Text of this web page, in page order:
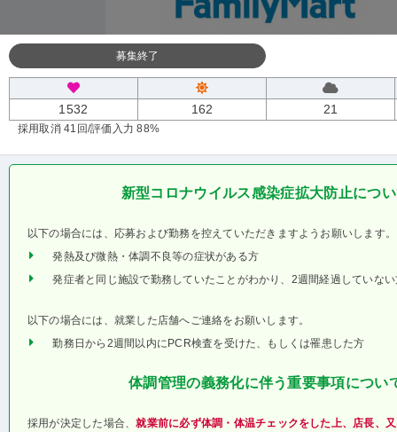
募集終了
1532 162 21
採用取消 41回/評価入力 88%
新型コロナウイルス感染症拡大防止につ
以下の場合には、応募および勤務を控えていただきますようお願いします。
発熱及び微熱・体調不良等の症状がある方
発症者と同じ施設で勤務していたことがわかり、2週間経過していな
以下の場合には、就業した店舗へご連絡をお願いします。
勤務日から2週間以内にPCR検査を受けた、もしくは罹患した方
体調管理の義務化に伴う重要事項につい
採用が決定した場合、就業前に必ず体調・体温チェックをした上、店長、